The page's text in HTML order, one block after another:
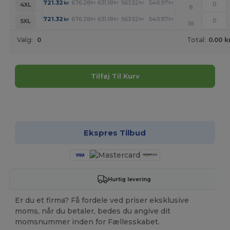
4XL
721.32 kr 676.28 kr 631.18 kr 563.52 kr 540.97 kr
8
5XL
721.32 kr 676.28 kr 631.18 kr 563.52 kr 540.97 kr +
18
Valg: 0 Total: 0.00
Tilføj Til Kurv
Ekspres Tilbud
Hurtig levering
Er du et firma? Få fordele ved priser eksklusive
moms, når du betaler, bedes du angive dit
momsnummer inden for Fællesskabet.